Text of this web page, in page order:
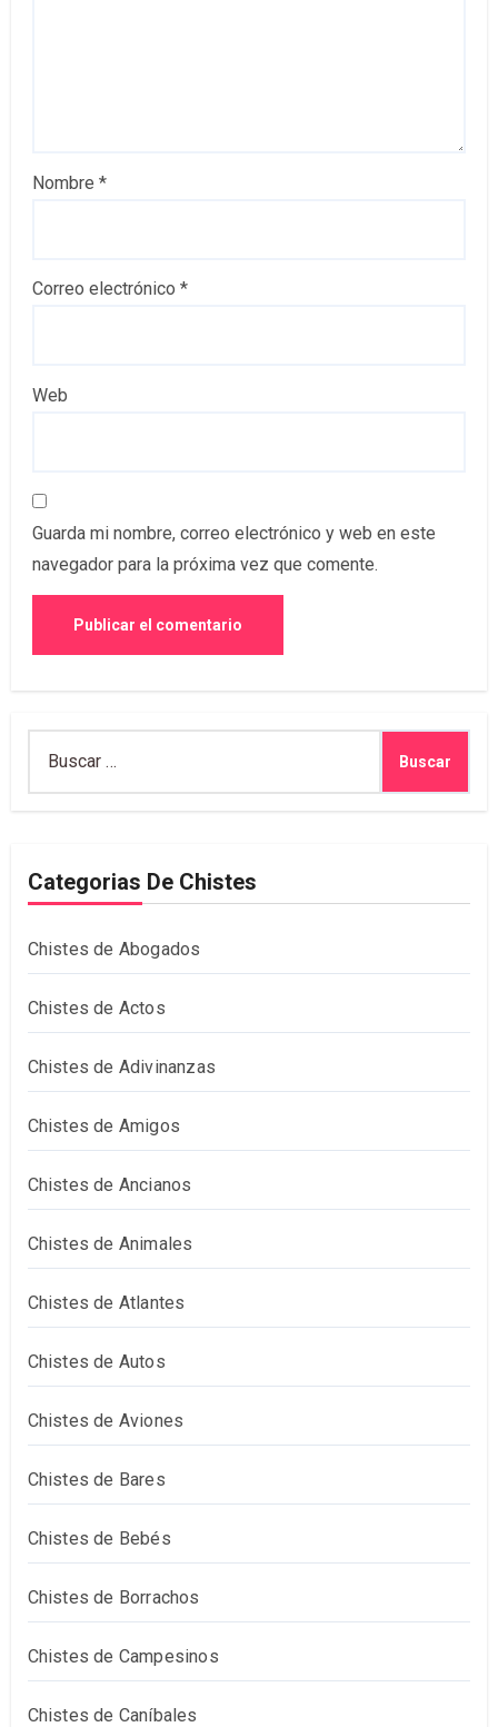
Nombre *
Correo electrónico *
Web
Guarda mi nombre, correo electrónico y web en este
navegador para la próxima vez que comente.
Categorias De Chistes
Chistes de Abogados
Chistes de Actos
Chistes de Adivinanzas
Chistes de Amigos
Chistes de Ancianos
Chistes de Animales
Chistes de Atlantes
Chistes de Autos
Chistes de Aviones
Chistes de Bares
Chistes de Bebés
Chistes de Borrachos
Chistes de Campesinos
Chistes de Caníbales